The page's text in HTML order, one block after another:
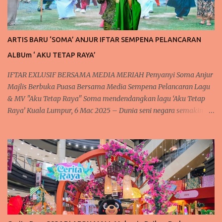
ARTIS BARU ‘SOMA’ ANJUR IFTAR SEMPENA PELANCARAN
ALBUm ‘ AKU TETAP RAYA’
IFTAR EXLUSIF BERSAMA MEDIA MERIAH Penyanyi Soma Anjur
Majlis Berbuka Puasa Bersama Media Sempena Pelancaran Lagu
& MV "Aku Tetap Raya" Soma mendendangkan lagu ‘Aku Tetap
Raya’ Kuala Lumpur, 6 Mac 2025 – Dunia seni negara semakin
setiap kali menjelang syawal. Tidak terlepas juga kepada
penyanyi baharu tanahair, Soma atau nama aslinya Rosmah S.
Sengari @ Basar, yang berpengalaman dalam dunia seni. Sering
mendendangkan lagu dengan suaranya yang lunak merdu. Soma
telah mengadakan majlis berbuka puasa "Iftar Media Gathering"
di Hotel Concorde, Kuala Lumpur, sebagai tanda penghargaan
kepada rakan-rakan media atas sokongan berterusan mereka